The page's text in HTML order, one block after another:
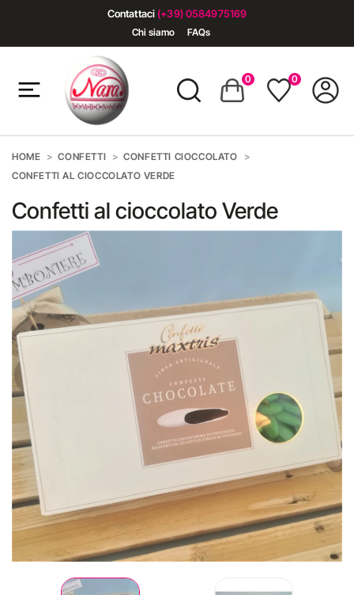
Contattaci (+39) 0584975169
Chi siamo FAQs
0 0
HOME CONFETTI
CONFETTI CIOCCOLATO
CONFETTI AL CIOCCOLATO VERDE
Confetti al cioccolato Verde